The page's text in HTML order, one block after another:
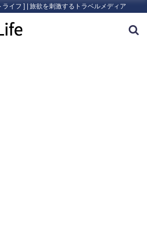
ライフ ] | 旅欲を刺激するトラベルメディア